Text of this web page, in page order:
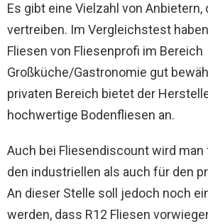
Es gibt eine Vielzahl von Anbietern,
vertreiben. Im Vergleichstest
Fliesen von Fliesenprofi im Bereich
Großküche/Gastronomie gut
privaten Bereich bietet der
hochwertige Bodenfliesen an.
Auch bei Fliesendiscount wird
den industriellen als auch für den
An dieser Stelle soll jedoch noch
werden, dass R12 Fliesen